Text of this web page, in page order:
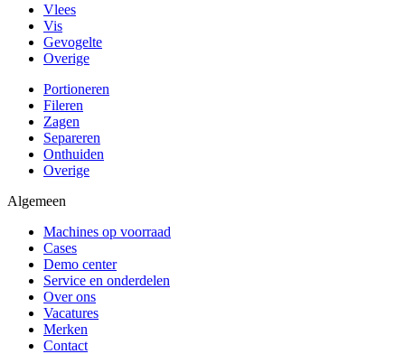
Vlees
Vis
Gevogelte
Overige
Portioneren
Fileren
Zagen
Separeren
Onthuiden
Overige
Algemeen
Machines op voorraad
Cases
Demo center
Service en onderdelen
Over ons
Vacatures
Merken
Contact